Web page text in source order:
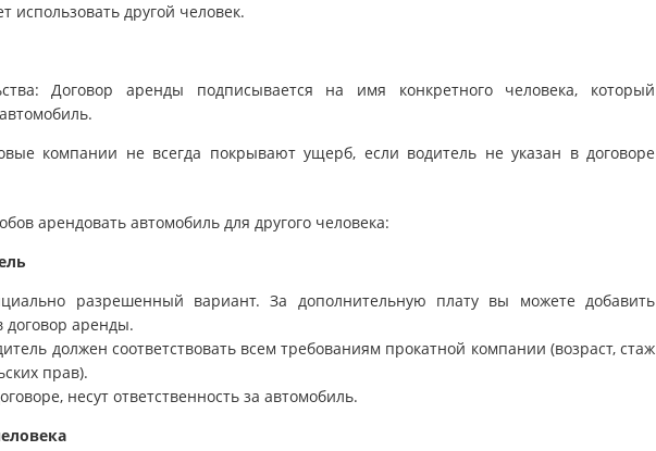
использовать другой человек.
Договор аренды подписывается на имя конкретного человека, который
компании не всегда покрывают ущерб, если водитель не указан в договоре
арендовать автомобиль для другого человека:
разрешенный вариант. За дополнительную плату вы можете добавить
договор аренды.
должен соответствовать всем требованиям прокатной компании (возраст, стаж
прав).
несут ответственность за автомобиль.